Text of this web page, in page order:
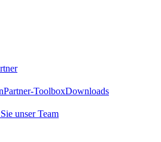
Partner-ToolboxDownloads
unser Team